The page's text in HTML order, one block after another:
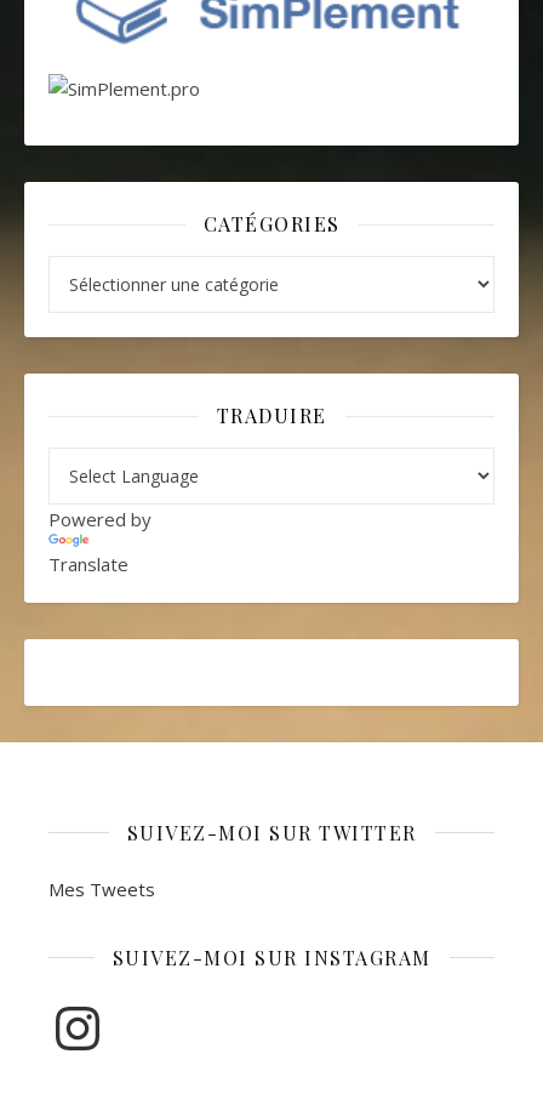
CATÉGORIES
TRADUIRE
Powered by
Translate
SUIVEZ-MOI SUR TWITTER
Mes Tweets
SUIVEZ-MOI SUR INSTAGRAM
Instagram